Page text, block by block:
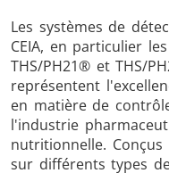
4.0
Les systèmes de
CEIA, en particulier
THS/PH21® et THS/
représentent
en matière de
l'industrie
nutritionnelle.
sur différents types